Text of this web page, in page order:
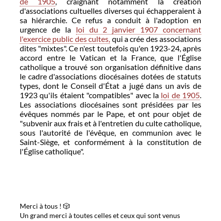
d'associations cultuelles diverses qui échapperaient à
sa hiérarchie. Ce refus a conduit à l'adoption en
urgence de la loi du 2 janvier 1907 concernant
l'exercice public des cultes, qui a crée des associations
dites "mixtes". Ce n'est toutefois qu'en 1923-24, après
accord entre le Vatican et la France, que l'Église
catholique a trouvé son organisation définitive dans
le cadre d'associations diocésaines dotées de statuts
types, dont le Conseil d'État a jugé dans un avis de
1923 qu'ils étaient "compatibles" avec la loi de 1905.
Les associations diocésaines sont présidées par les
évêques nommés par le Pape, et ont pour objet de
"subvenir aux frais et à l'entretien du culte catholique,
sous l'autorité de l'évêque, en communion avec le
Saint-Siège, et conformément à la constitution de
l'Église catholique".
Merci à tous ! 🎲
Un grand merci à toutes celles et ceux qui sont venus